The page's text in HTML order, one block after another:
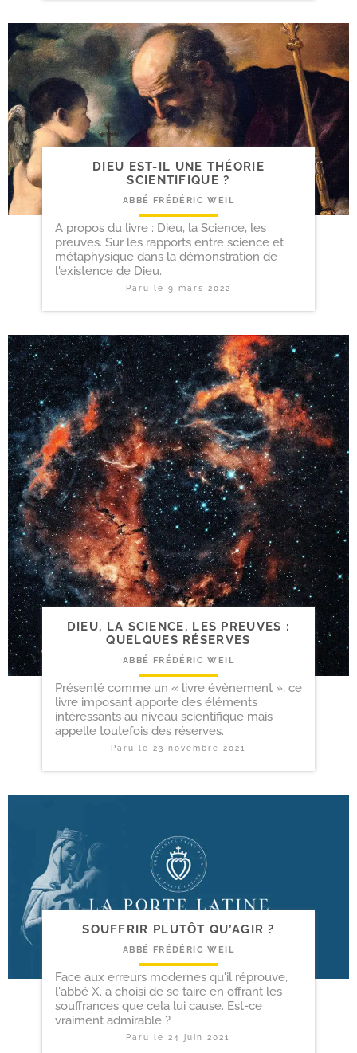
DIEU EST-​IL UNE THÉORIE
SCIENTIFIQUE ?
ABBÉ FRÉDÉRIC WEIL
A propos du livre : Dieu, la Science, les
preuves. Sur les rapports entre science et
métaphysique dans la démonstration de
l'existence de Dieu.
Paru le 9 mars 2022
DIEU, LA SCIENCE, LES PREUVES :
QUELQUES RÉSERVES
ABBÉ FRÉDÉRIC WEIL
Présenté comme un « livre évènement », ce
livre imposant apporte des éléments
intéressants au niveau scientifique mais
appelle toutefois des réserves.
Paru le 23 novembre 2021
SOUFFRIR PLUTÔT QU’AGIR ?
ABBÉ FRÉDÉRIC WEIL
Face aux erreurs modernes qu'il réprouve,
l'abbé X. a choisi de se taire en offrant les
souffrances que cela lui cause. Est-ce
vraiment admirable ?
Paru le24 juin 2021